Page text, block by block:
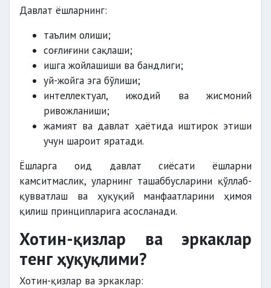
Давлат ёшларнинг:
таълим олиши;
соғлиғини сақлаши;
ишга жойлашиши ва бандлиги;
уй-жойга эга бўлиши;
интеллектуал, ижодий ва жисмоний
ривожланиши;
жамият ва давлат ҳаётида иштирок этиши
учун шароит яратади.
Ёшларга оид давлат сиёсати ёшларни
камситмаслик, уларнинг ташаббусларини қўллаб-
қувватлаш ва ҳуқуқий манфаатларини ҳимоя
қилиш принципларига асосланади.
Хотин-қизлар ва эркаклар
тенг ҳуқуқлими?
Хотин-қизлар ва эркаклар: